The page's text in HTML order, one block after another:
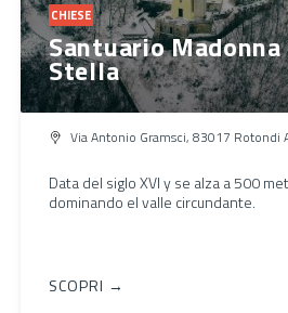
CHIESE
Santuario Madonna
Stella
Via Antonio Gramsci, 83017 Rotondi
Data del siglo XVI y se alza a 500
dominando el valle circundante.
SCOPRI →